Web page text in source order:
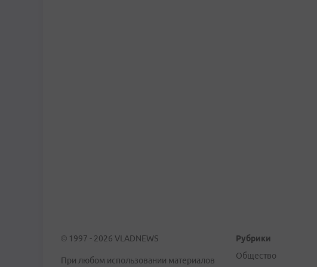
© 1997 - 2026 VLADNEWS
При любом использовании материалов
Рубрики
Общество